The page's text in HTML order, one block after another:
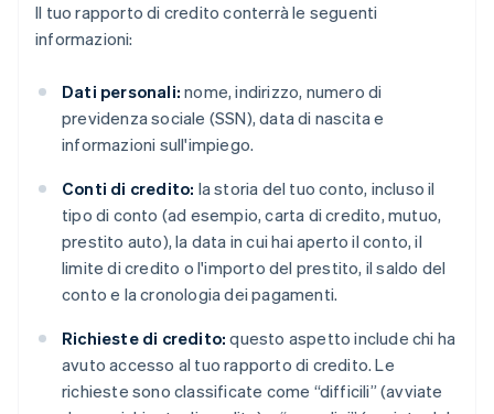
Il tuo rapporto di credito conterrà le seguenti
informazioni:
Dati personali: nome, indirizzo, numero di
previdenza sociale (SSN), data di nascita e
informazioni sull'impiego.
Conti di credito: la storia del tuo conto, incluso il
tipo di conto (ad esempio, carta di credito, mutuo,
prestito auto), la data in cui hai aperto il conto, il
limite di credito o l'importo del prestito, il saldo del
conto e la cronologia dei pagamenti.
Richieste di credito: questo aspetto include chi ha
avuto accesso al tuo rapporto di credito. Le
richieste sono classificate come “difficili” (avviate